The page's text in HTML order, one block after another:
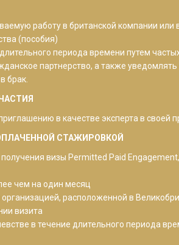
работу в британской компании или
(пособия)
периода времени путем
партнерство, а также
брак.
в качестве эксперта в своей
СТАЖИРОВКОЙ
визы Permitted Paid
чем на один месяц
расположенной в
визита
в течение длительного периода